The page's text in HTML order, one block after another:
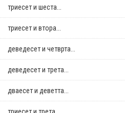
триесет и шеста...
триесет и втора...
деведесет и четврта...
деведесет и трета...
дваесет и деветта...